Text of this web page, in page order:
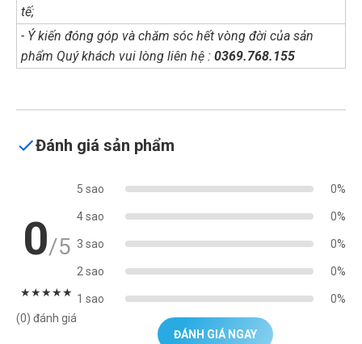
tế;
- Ý kiến đóng góp và chăm sóc hết vòng đời của sản
phẩm Quý khách vui lòng liên hệ : 0369.768.155
Đánh giá sản phẩm
0/5
★★★★★
(0) đánh giá
5 sao 0%
4 sao 0%
3 sao 0%
2 sao 0%
1 sao 0%
ĐÁNH GIÁ NGAY